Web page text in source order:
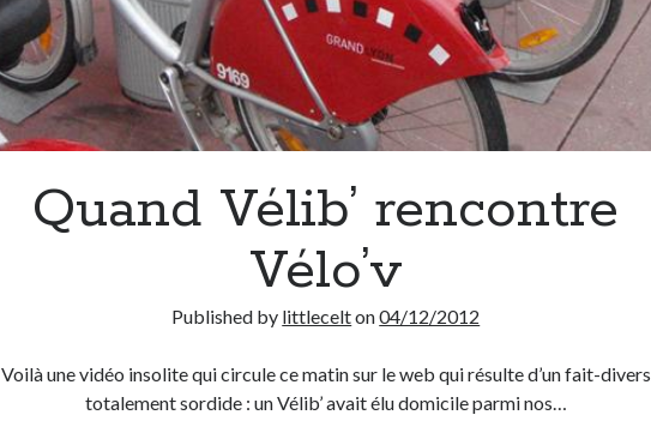
Quand Vélib’ rencontre
Vélo’v
Published by littlecelton04/12/2012
Voilà une vidéo insolite qui circule ce matin sur le web qui résulte d’un fait-divers
totalement sordide : un Vélib’ avait élu domicile parmi nos…